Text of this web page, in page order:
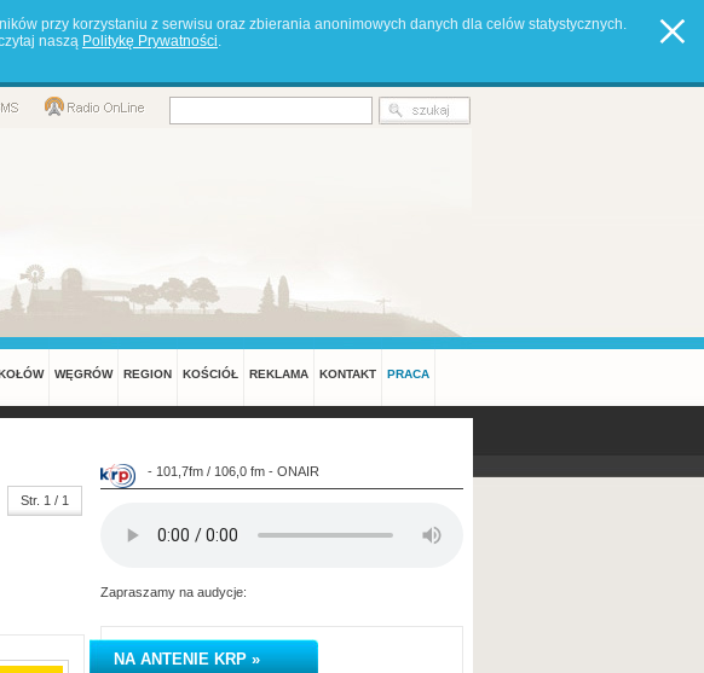
przy korzystaniu z serwisu oraz zbierania anonimowych danych dla celów statystycznych.
naszą Politykę Prywatności.
WĘGRÓW REGION KOŚCIÓŁ REKLAMA KONTAKT PRACA
Str. 1 / 1
- 101,7fm / 106,0 fm - ONAIR
Zapraszamy na audycje:
NA ANTENIE KRP »